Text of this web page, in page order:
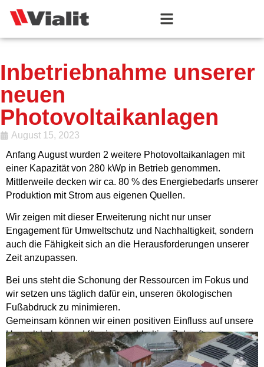
Inbetriebnahme unserer
neuen
Photovoltaikanlagen
August 15, 2023
Anfang August wurden 2 weitere Photovoltaikanlagen mit
einer Kapazität von 280 kWp in Betrieb genommen.
Mittlerweile decken wir ca. 80 % des Energiebedarfs unserer
Produktion mit Strom aus eigenen Quellen.
Wir zeigen mit dieser Erweiterung nicht nur unser
Engagement für Umweltschutz und Nachhaltigkeit, sondern
auch die Fähigkeit sich an die Herausforderungen unserer
Zeit anzupassen.
Bei uns steht die Schonung der Ressourcen im Fokus und
wir setzen uns täglich dafür ein, unseren ökologischen
Fußabdruck zu minimieren.
Gemeinsam können wir einen positiven Einfluss auf unsere
Umwelt haben und für eine nachhaltige Zukunft sorgen.